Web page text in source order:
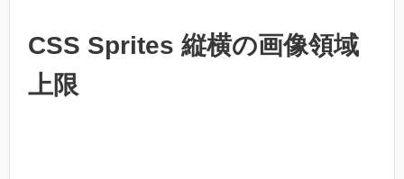
CSS Sprites 縦横の画像領域
上限